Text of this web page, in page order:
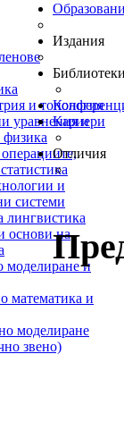
и топология
уравнения и
физика
и
системи
лингвистика
основи на
моделиране и
математика и
моделиране
звено)
Издания
Кариери
Отличия